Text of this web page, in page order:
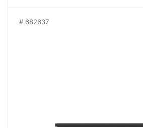
682637